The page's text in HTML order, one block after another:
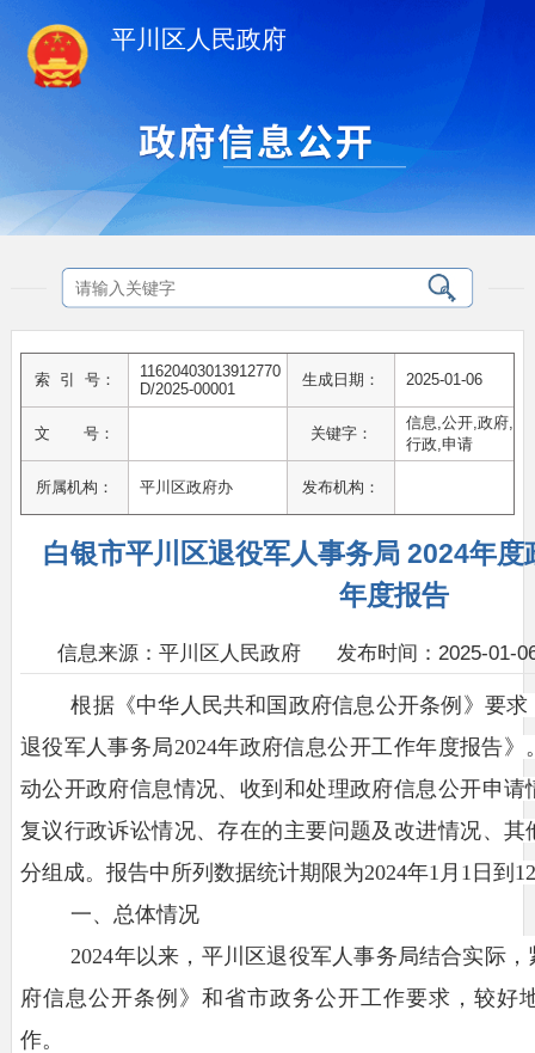
平川区人民政府
索 引 号：
11620403013912770
D/2025-00001
生成日期： 2025-01-06
文 号： 关键字：
信息,公开,政府,
行政,申请
所属机构： 平川区政府办 发布机构：
白银市平川区退役军人事务局 2024年
年度报告
信息来源：平川区人民政府 发布时间：2025-01-
根据《中华人民共和国政府信息公开条例》要求
退役军人事务局2024年政府信息公开工作年度报告》
动公开政府信息情况、收到和处理政府信息公开申
复议行政诉讼情况、存在的主要问题及改进情况、
分组成。报告中所列数据统计期限为2024年1月1日到
一、总体情况
2024年以来，平川区退役军人事务局结合实际
府信息公开条例》和省市政务公开工作要求，较好
作。